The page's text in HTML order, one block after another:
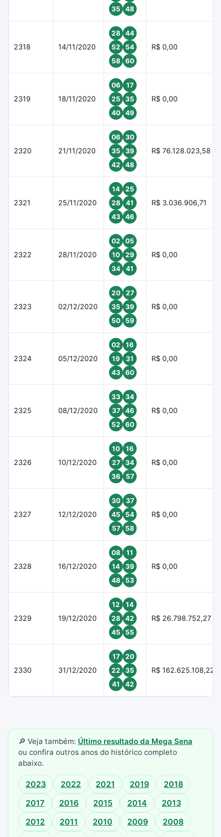
35
48
2318 14/11/2020
28
44
52
54
58
60
R$ 0,00
2319 18/11/2020
06
17
25
35
40
49
R$ 0,00
2320 21/11/2020
06
30
35
39
42
48
R$ 76.128.023,58
2321 25/11/2020
14
25
28
41
43
46
R$ 3.036.906,71
2322 28/11/2020
02
05
10
29
34
41
R$ 0,00
2323 02/12/2020
20
27
35
39
50
59
R$ 0,00
2324 05/12/2020
02
16
19
31
43
60
R$ 0,00
2325 08/12/2020
33
34
37
46
52
60
R$ 0,00
2326 10/12/2020
10
16
27
34
36
57
R$ 0,00
2327 12/12/2020
30
37
45
54
57
58
R$ 0,00
2328 16/12/2020
08
11
14
39
48
53
R$ 0,00
2329 19/12/2020
12
14
28
42
45
55
R$ 26.798.752,27
2330 31/12/2020
17
20
22
35
41
42
R$ 162.625.108,22
🔎 Veja também: Último resultado da Mega Sena
ou confira outros anos do histórico completo
abaixo.
2023 2022 2021 2019
2018
2017
2016 2015 2014
2013
2012
2011 2010 2009
2008